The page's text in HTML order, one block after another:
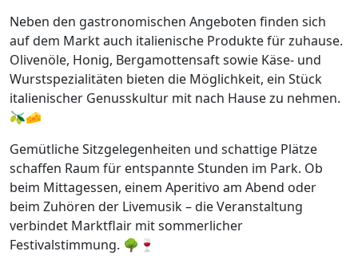
Neben den gastronomischen Angeboten finden sich
auf dem Markt auch italienische Produkte für zuhause.
Olivenöle, Honig, Bergamottensaft sowie Käse- und
Wurstspezialitäten bieten die Möglichkeit, ein Stück
italienischer Genusskultur mit nach Hause zu nehmen.
🫒🧀
Gemütliche Sitzgelegenheiten und schattige Plätze
schaffen Raum für entspannte Stunden im Park. Ob
beim Mittagessen, einem Aperitivo am Abend oder
beim Zuhören der Livemusik – die Veranstaltung
verbindet Marktflair mit sommerlicher
Festivalstimmung. 🌳🍷